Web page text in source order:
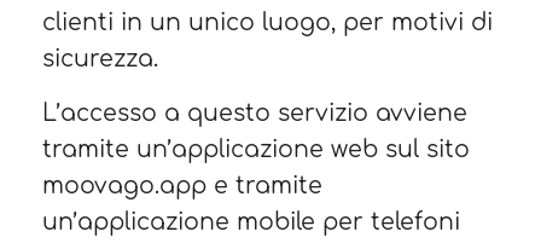
clienti in un unico luogo, per motivi di
sicurezza.
L’accesso a questo servizio avviene
tramite un’applicazione web sul sito
moovago.app e tramite
un’applicazione mobile per telefoni